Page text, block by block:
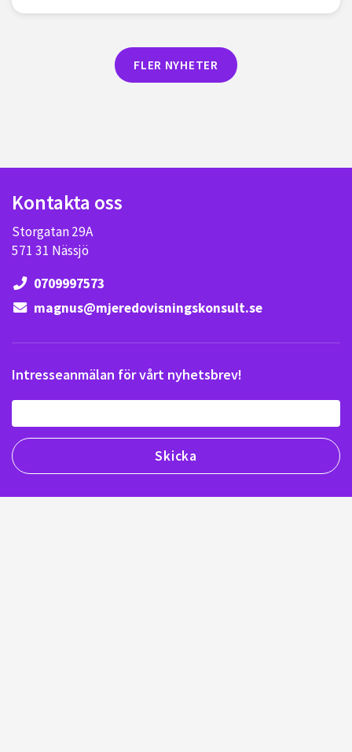
FLER NYHETER
Kontakta oss
Storgatan 29A
571 31 Nässjö
0709997573
magnus@mjeredovisningskonsult.se
Intresseanmälan för vårt nyhetsbrev!